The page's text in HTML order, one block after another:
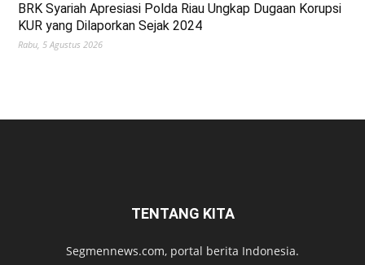
BRK Syariah Apresiasi Polda Riau Ungkap Dugaan Korupsi
KUR yang Dilaporkan Sejak 2024
Rabu, 5 Agustus 2026
TENTANG KITA
Segmennews.com, portal berita Indonesia.